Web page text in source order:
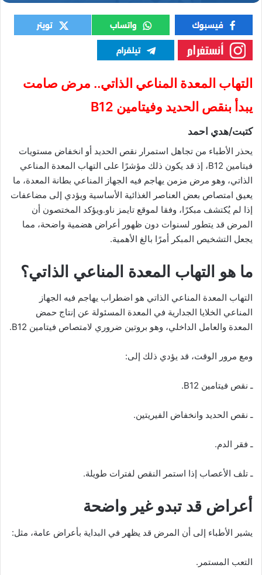
التهاب المعدة المناعي الذاتي.. مرض صامت
يبدأ بنقص الحديد وفيتامين B12
كتبت/هدي احمد
يحذر الأطباء من تجاهل استمرار نقص الحديد أو انخفاض مستويات
فيتامين B12، إذ قد يكون ذلك مؤشرًا على التهاب المعدة المناعي
الذاتي، وهو مرض مزمن يهاجم فيه الجهاز المناعي بطانة المعدة، ما
يعيق امتصاص بعض العناصر الغذائية الأساسية ويؤدي إلى مضاعفات
إذا لم يُكتشف مبكرًا، وفقا لموقع تايمز ناو.ويؤكد المختصون أن
المرض قد يتطور لسنوات دون ظهور أعراض هضمية واضحة، مما
يجعل التشخيص المبكر أمرًا بالغ الأهمية.
ما هو التهاب المعدة المناعي الذاتي؟
التهاب المعدة المناعي الذاتي هو اضطراب يهاجم فيه الجهاز
المناعي الخلايا الجدارية في المعدة المسئولة عن إنتاج حمض
المعدة والعامل الداخلي، وهو بروتين ضروري لامتصاص فيتامين B12.
ومع مرور الوقت، قد يؤدي ذلك إلى:
ـ نقص فيتامين B12.
ـ نقص الحديد وانخفاض الفيريتين.
ـ فقر الدم.
ـ تلف الأعصاب إذا استمر النقص لفترات طويلة.
أعراض قد تبدو غير واضحة
يشير الأطباء إلى أن المرض قد يظهر في البداية بأعراض عامة، مثل:
التعب المستمر.